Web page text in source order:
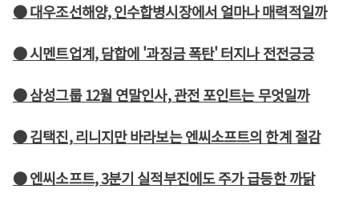
● 대우조선해양, 인수합병시장에서 얼마나 매력적일까
● 시멘트업계, 담합에 '과징금 폭탄' 터지나 전전긍긍
● 삼성그룹 12월 연말인사, 관전 포인트는 무엇일까
● 김택진, 리니지만 바라보는 엔씨소프트의 한계 절감
● 엔씨소프트, 3분기 실적부진에도 주가 급등한 까닭